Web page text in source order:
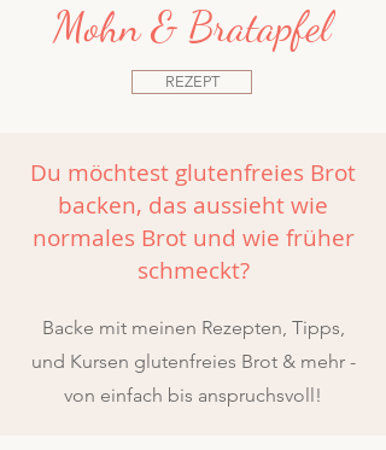
Mohn & Bratapfel
REZEPT
Du möchtest glutenfreies Brot
backen, das aussieht wie
normales Brot und wie früher
schmeckt?
Backe mit meinen Rezepten, Tipps,
und Kursen glutenfreies Brot & mehr -
von einfach bis anspruchsvoll!